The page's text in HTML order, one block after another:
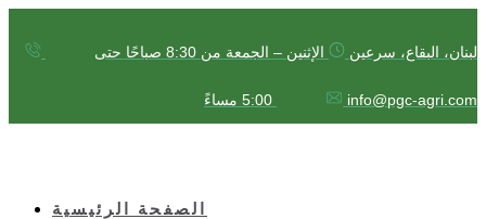
لبنان، البقاع، سرعين الإثنين – الجمعة من 8:30 صباحًا حتى
5:00 مساءً info@pgc-agri.com
الصفحة الرئيسية